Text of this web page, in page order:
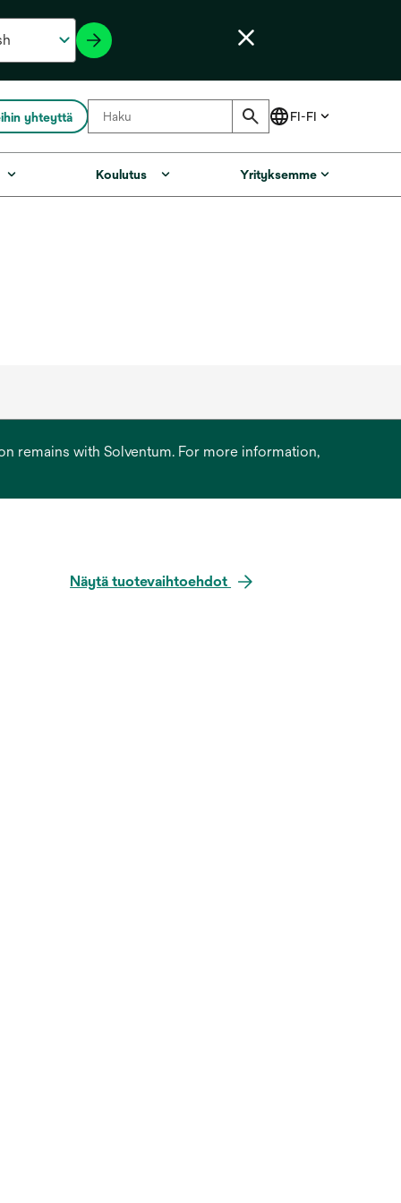
yhteyttä
Koulutus Yrityksemme
remains with Solventum. For more information,
Näytä tuotevaihtoehdot